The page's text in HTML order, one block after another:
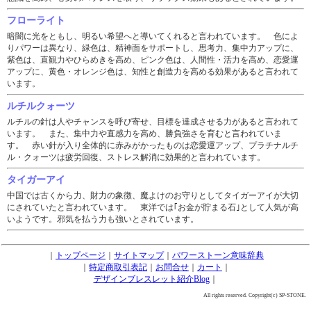
フローライト
暗闇に光をともし、明るい希望へと導いてくれると言われています。 色によ
りパワーは異なり、緑色は、精神面をサポートし、思考力、集中力アップに、
紫色は、直観力やひらめきを高め、ピンク色は、人間性・活力を高め、恋愛運
アップに、黄色・オレンジ色は、知性と創造力を高める効果があると言われて
います。
ルチルクォーツ
ルチルの針は人やチャンスを呼び寄せ、目標を達成させる力があると言われて
います。 また、集中力や直感力を高め、勝負強さを育むと言われていま
す。 赤い針が入り全体的に赤みがかったものは恋愛運アップ、プラチナルチ
ル・クォーツは疲労回復、ストレス解消に効果的と言われています。
タイガーアイ
中国では古くから力、財力の象徴、魔よけのお守りとしてタイガーアイが大切
にされていたと言われています。 東洋では｢お金が貯まる石｣として人気が高
いようです。邪気を払う力も強いとされています。
｜ トップページ ｜ サイトマップ｜ パワーストーン意味辞典
｜ 特定商取引表記 ｜ お問合せ ｜ カート ｜
デザインブレスレット紹介Blog｜
All rights reserved. Copyright(c) SP-STONE.